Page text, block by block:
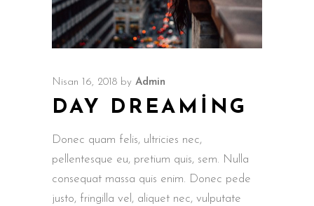
Nisan 16, 2018 by Admin
DAY DREAMING
Donec quam felis, ultricies nec,
pellentesque eu, pretium quis, sem. Nulla
consequat massa quis enim. Donec pede
justo, fringilla vel, aliquet nec, vulputate